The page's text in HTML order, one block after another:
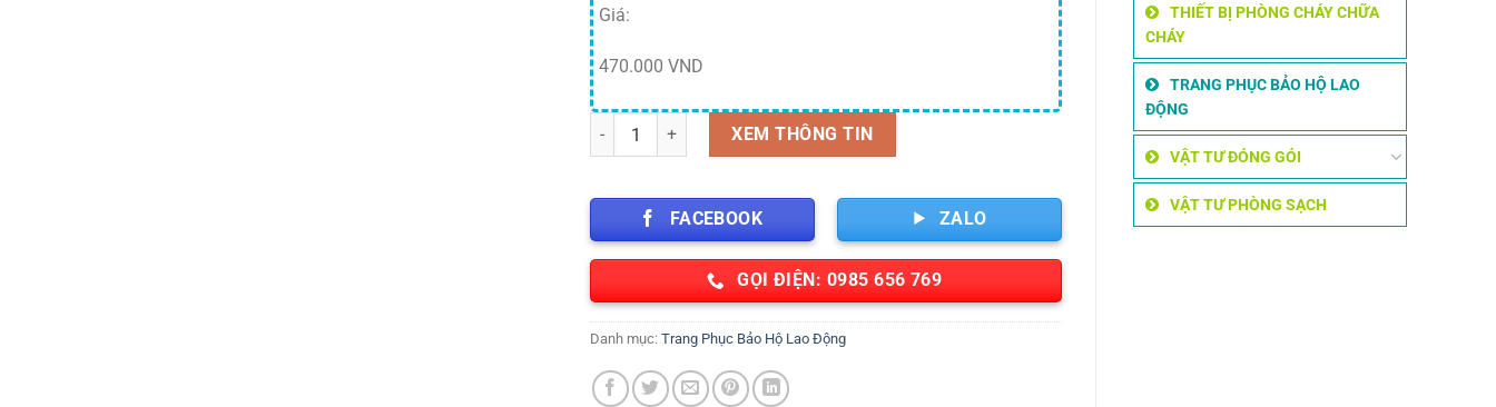
THIẾT BỊ PHÒNG CHÁY CHỮA
CHÁY
TRANG PHỤC BẢO HỘ LAO
ĐỘNG
VẬT TƯ ĐÓNG GÓI
VẬT TƯ PHÒNG SẠCH
Giá:
470.000 VND
Quạt điều hòa hàng xuất đẹp bền số lượng
XEM THÔNG TIN
FACEBOOK ZALO
GỌI ĐIỆN: 0985 656 769
Danh mục:Trang Phục Bảo Hộ Lao Động